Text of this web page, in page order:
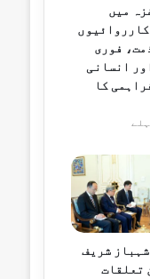
میں
فوری
انسانی
کا
شریف
تعلقات